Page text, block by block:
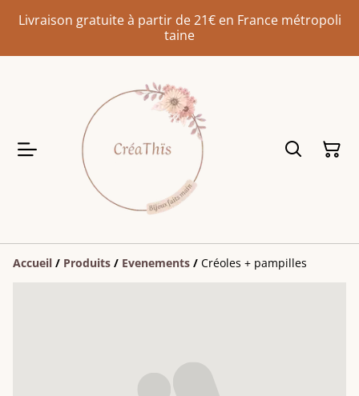
Livraison gratuite à partir de 21€ en France métropoli
taine
Accueil / Produits / Evenements / Créoles + pampilles